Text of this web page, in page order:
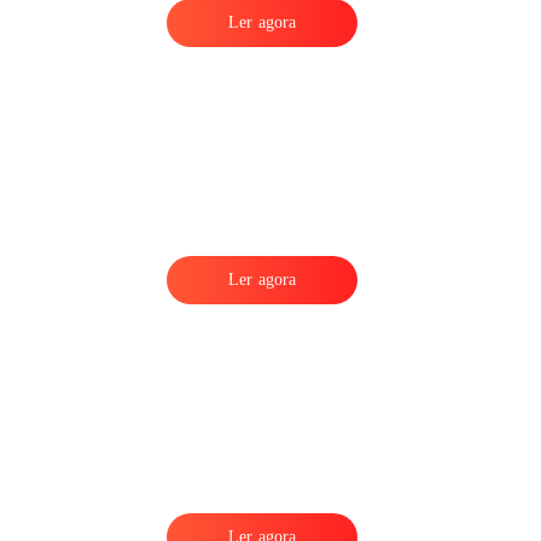
Ler agora
Ler agora
Ler agora